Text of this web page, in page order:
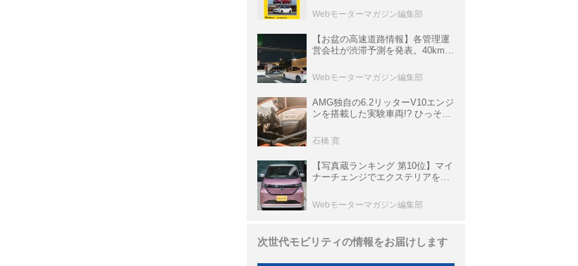
ムック
Webモーターマガジン編集部
【お盆の高速道路情報】各管理運
営会社が渋滞予測を発表。40km以
数ある
Webモーターマガジン編集部
AMG独自の6.2リッターV10エンジ
ンを搭載した実験車両!? ひっそり
P900 プロトタイプ」とは
石橋 寛
【写真蔵ランキング 第10位】マイ
ナーチェンジでエクステリアを刷
クラ」
Webモーターマガジン編集部
次世代モビリティの情報をお届けします